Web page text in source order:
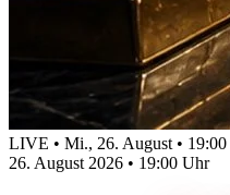
LIVE • Mi., 26. August •
26. August 2026 • 19:00 Uhr